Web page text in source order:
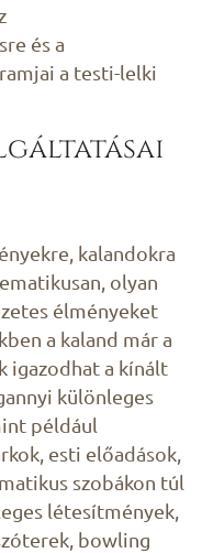
és a
a testi-lelki
kalandokra
olyan
élményeket
a kaland már a
igazodhat a kínált
különleges
például
esti előadások,
szobákon túl
létesítmények,
bowling